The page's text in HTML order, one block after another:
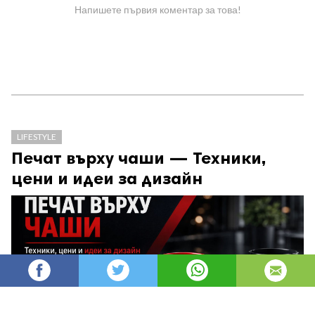
Напишете първия коментар за това!
LIFESTYLE
Печат върху чаши — Техники,
цени и идеи за дизайн